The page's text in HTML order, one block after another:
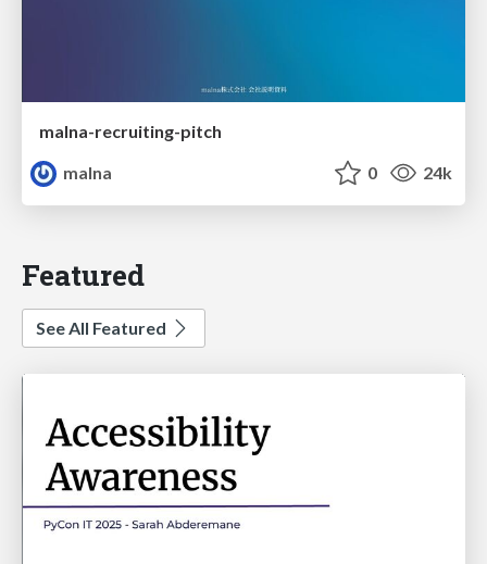
malna-recruiting-pitch
malna
0 24k
Featured
See All Featured